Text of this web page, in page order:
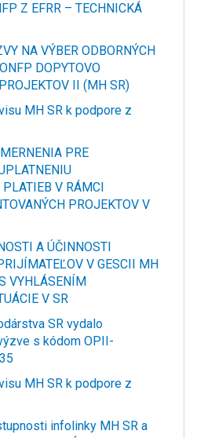
Z EFRR – TECHNICKÁ
NA VÝBER ODBORNÝCH
DOPYTOVO
II (MH SR)
MH SR k podpore z
PRE
V RÁMCI
PROJEKTOV V
A ÚČINNOSTI
V GESCII MH
VYHLÁSENÍM
V SR
SR vydalo
s kódom OPII-
MH SR k podpore z
infolinky MH SR a